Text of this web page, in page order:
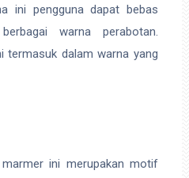
ini pengguna dapat bebas
warna perabotan.
termasuk dalam warna yang
ini merupakan motif